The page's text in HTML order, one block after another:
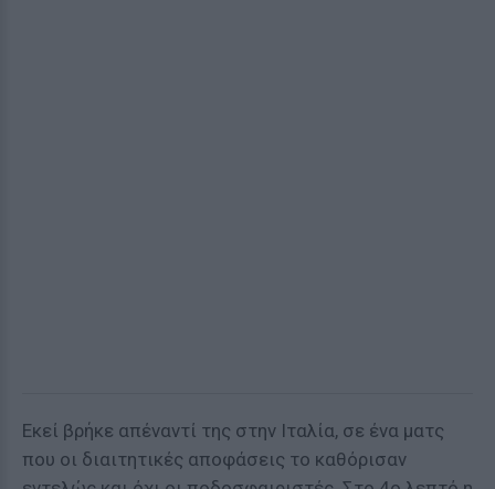
Εκεί βρήκε απέναντί της στην Ιταλία, σε ένα ματς
που οι διαιτητικές αποφάσεις το καθόρισαν